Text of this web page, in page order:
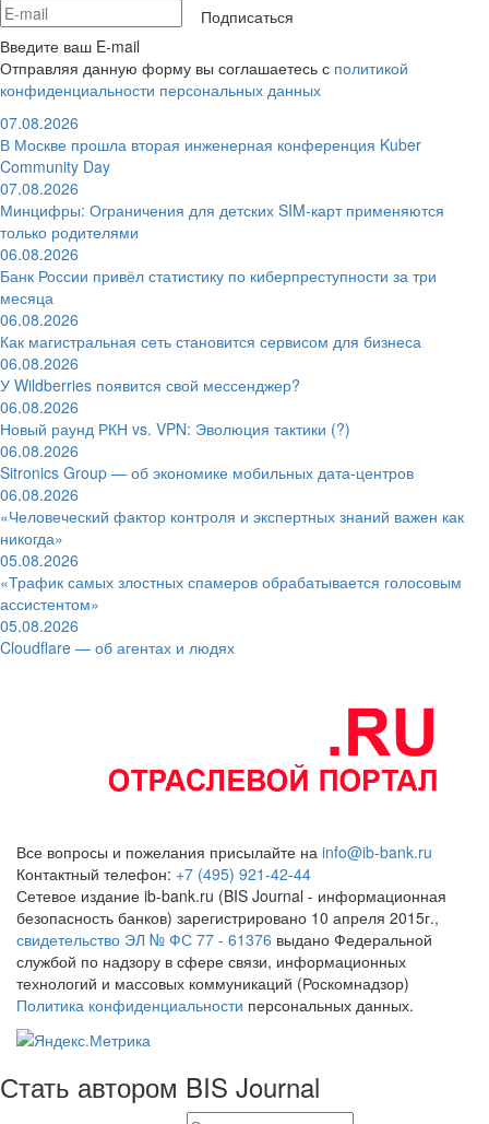
Подписаться
Введите ваш E-mail
Отправляя данную форму вы соглашаетесь с политикой
конфиденциальности персональных данных
07.08.2026
В Москве прошла вторая инженерная конференция Kuber
Community Day
07.08.2026
Минцифры: Ограничения для детских SIM-карт применяются
только родителями
06.08.2026
Банк России привёл статистику по киберпреступности за три
месяца
06.08.2026
Как магистральная сеть становится сервисом для бизнеса
06.08.2026
У Wildberries появится свой мессенджер?
06.08.2026
Новый раунд РКН vs. VPN: Эволюция тактики (?)
06.08.2026
Sitronics Group — об экономике мобильных дата-центров
06.08.2026
«Человеческий фактор контроля и экспертных знаний важен как
никогда»
05.08.2026
«Трафик самых злостных спамеров обрабатывается голосовым
ассистентом»
05.08.2026
Cloudflare — об агентах и людях
Все вопросы и пожелания присылайте на info@ib-bank.ru
Контактный телефон: +7 (495) 921-42-44
Сетевое издание ib-bank.ru (BIS Journal - информационная
безопасность банков) зарегистрировано 10 апреля 2015г.,
свидетельство ЭЛ № ФС 77 - 61376 выдано Федеральной
службой по надзору в сфере связи, информационных
технологий и массовых коммуникаций (Роскомнадзор)
Политика конфиденциальности персональных данных.
Стать автором BIS Journal